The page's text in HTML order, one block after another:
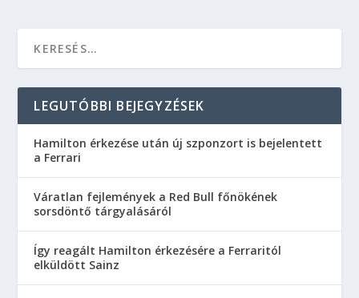
LEGUTÓBBI BEJEGYZÉSEK
Hamilton érkezése után új szponzort is bejelentett
a Ferrari
Váratlan fejlemények a Red Bull főnökének
sorsdöntő tárgyalásáról
Így reagált Hamilton érkezésére a Ferraritól
elküldött Sainz